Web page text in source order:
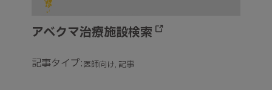
アベクマ治療施設検索
記事タイプ:医師向け 記事